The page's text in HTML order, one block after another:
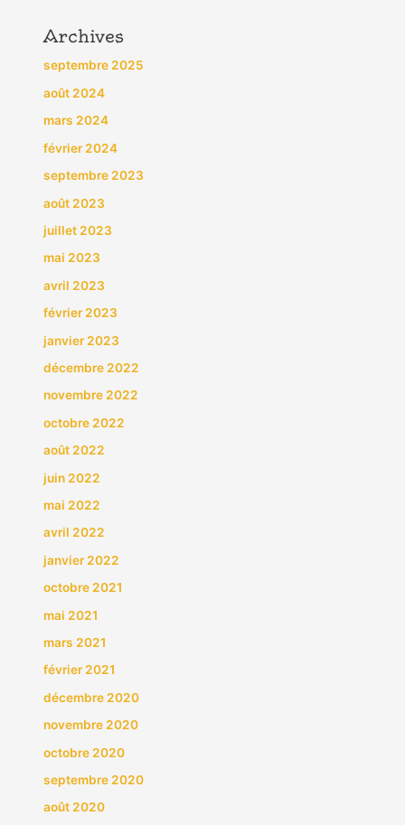
Archives
septembre 2025
août 2024
mars 2024
février 2024
septembre 2023
août 2023
juillet 2023
mai 2023
avril 2023
février 2023
janvier 2023
décembre 2022
novembre 2022
octobre 2022
août 2022
juin 2022
mai 2022
avril 2022
janvier 2022
octobre 2021
mai 2021
mars 2021
février 2021
décembre 2020
novembre 2020
octobre 2020
septembre 2020
août 2020